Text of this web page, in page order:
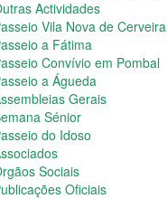
Actividades
Vila Nova de Cerveira
a Fátima
Convívio em Pombal
a Águeda
Gerais
Sénior
do Idoso
Sociais
Oficiais